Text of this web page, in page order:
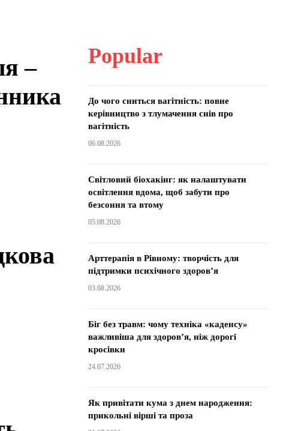
–
Popular
До чого сниться вагітність: повне
керівництво з тлумачення снів про
вагітність
06.08.2026
Світловий біохакінг: як налаштувати
освітлення вдома, щоб забути про
безсоння та втому
05.08.2026
Арттерапія в Рівному: творчість для
підтримки психічного здоров’я
03.08.2026
Біг без травм: чому техніка «каденсу»
важливіша для здоров’я, ніж дорогі
кросівки
24.07.2026
Як привітати кума з днем народження:
прикольні вірші та проза